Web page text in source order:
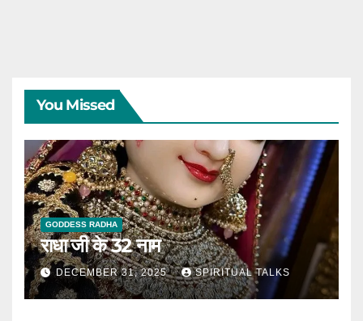
You Missed
GODDESS RADHA
राधा जी के 32 नाम
DECEMBER 31, 2025 SPIRITUAL TALKS